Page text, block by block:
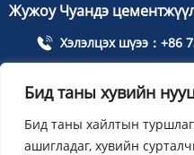
Жужоу Чуандэ
Хэлэлцэх шүээ：+86
info@cdcarbide.com
НэмэхЖужоу хот,
улсын оюутны
Бид таны хувийн
Бид таны хайлтын
ашигладаг, хувийн